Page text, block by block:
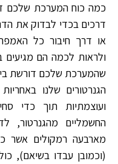
כמה כוח המערכת שלכם
דרכים בכדי לבדוק את
או דרך חיבור כל
שהמערכת שלכם דורשת
הגנרטורים שלנו
ועוצמתיות תוך כדי
החשמליים מהגנרטור,